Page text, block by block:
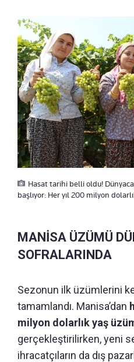
Hasat tarihi belli oldu!
başlıyor: Her yıl 200 milyon
MANİSA ÜZÜMÜ
SOFRALARINDA
Sezonun ilk üzümlerini
tamamlandı. Manisa’dan
milyon dolarlık yaş
gerçekleştirilirken, yeni
ihracatçıların da dış